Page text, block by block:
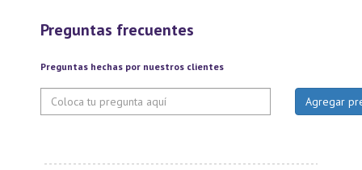
Preguntas frecuentes
Preguntas hechas por nuestros clientes